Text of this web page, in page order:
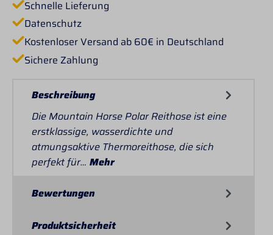
Schnelle Lieferung
Datenschutz
Kostenloser Versand ab 60€ in Deutschland
Sichere Zahlung
Beschreibung
Die Mountain Horse Polar Reithose ist eine
erstklassige, wasserdichte und
atmungsaktive Thermoreithose, die sich
perfekt für… Mehr
Bewertungen
Produktsicherheit